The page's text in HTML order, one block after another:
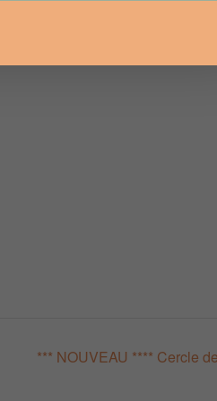
*** NOUVEAU **** Cercle